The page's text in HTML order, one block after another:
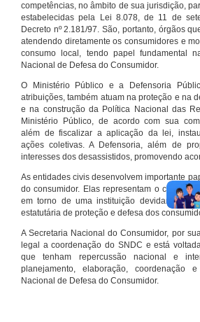
competências, no âmbito de sua jurisdição,
estabelecidas pela Lei 8.078, de 11 de
Decreto nº 2.181/97. São, portanto, órgãos
atendendo diretamente os consumidores e
consumo local, tendo papel fundamental
Nacional de Defesa do Consumidor.
O Ministério Público e a Defensoria
atribuições, também atuam na proteção e na
e na construção da Política Nacional das
Ministério Público, de acordo com sua
além de fiscalizar a aplicação da lei,
ações coletivas. A Defensoria, além de
interesses dos desassistidos, promovendo
As entidades civis desenvolvem importante
do consumidor. Elas representam o conjunto
em torno de uma instituição devidamente
estatutária de proteção e defesa dos
A Secretaria Nacional do Consumidor, por
legal a coordenação do SNDC e está
que tenham repercussão nacional e
planejamento, elaboração, coordenação
Nacional de Defesa do Consumidor.